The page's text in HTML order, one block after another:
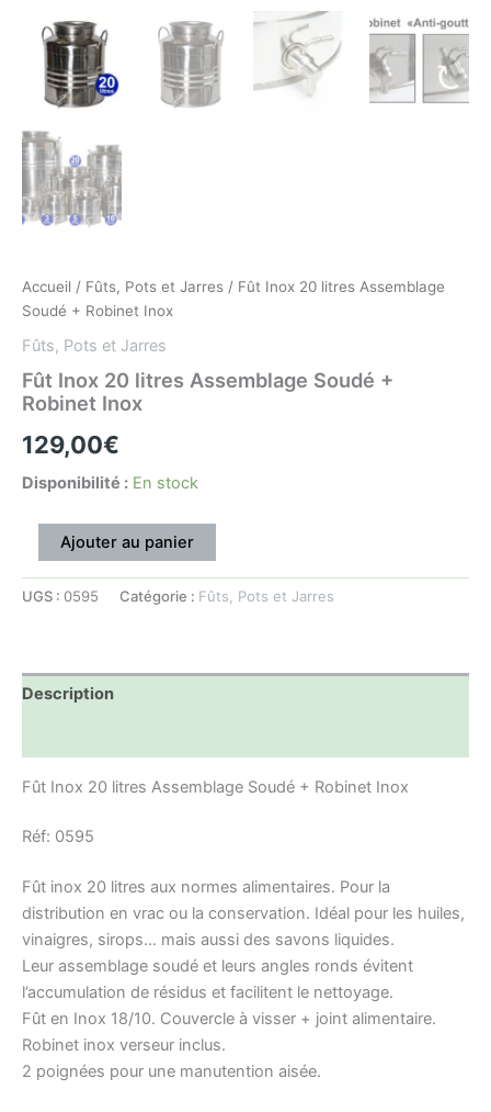
Accueil / Fûts, Pots et Jarres / Fût Inox 20 litres Assemblage
Soudé + Robinet Inox
Fûts, Pots et Jarres
Fût Inox 20 litres Assemblage Soudé +
Robinet Inox
129,00€
Disponibilité : En stock
Ajouter au panier
UGS : 0595 Catégorie : Fûts, Pots et Jarres
Description
Fût Inox 20 litres Assemblage Soudé + Robinet Inox
Réf: 0595
Fût inox 20 litres aux normes alimentaires. Pour la
distribution en vrac ou la conservation. Idéal pour les huiles,
vinaigres, sirops… mais aussi des savons liquides.
Leur assemblage soudé et leurs angles ronds évitent
l’accumulation de résidus et facilitent le nettoyage.
Fût en Inox 18/10. Couvercle à visser + joint alimentaire.
Robinet inox verseur inclus.
2 poignées pour une manutention aisée.